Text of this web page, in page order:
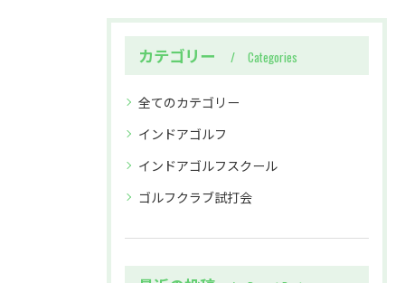
カテゴリー Categories
全てのカテゴリー
インドアゴルフ
インドアゴルフスクール
ゴルフクラブ試打会